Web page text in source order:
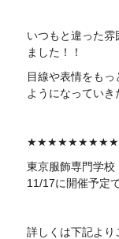
いつもと違った
ました！！
目線や表情をも
ようになっていき
東京服飾専門学
11/17に開催予定で
詳しくは下記より